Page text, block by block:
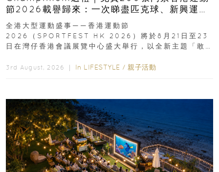
節2026載譽歸來：一次睇盡匹克球、新興運
動、街舞比賽＋逾百運動品牌展覽
全港大型運動盛事——香港運動節
2026（SPORTFEST HK 2026）將於8月21日至23
日在灣仔香港會議展覽中心盛大舉行，以全新主題「敢
3rd August, 2026 ｜ In LIFESTYLE / 親子活動